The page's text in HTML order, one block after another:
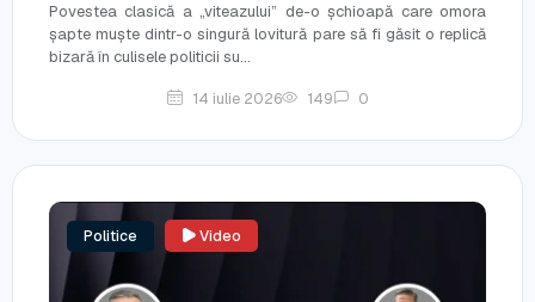
Povestea clasică a „viteazului” de-o șchioapă care omora
șapte muște dintr-o singură lovitură pare să fi găsit o replică
bizară în culisele politicii su...
14 iulie 2026 149 0
Politice Video